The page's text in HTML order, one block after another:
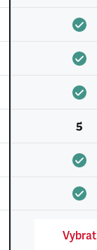
5
Vybrat